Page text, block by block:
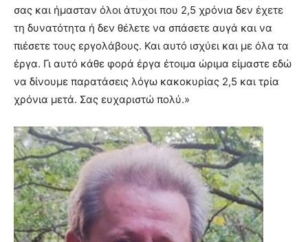
σας και ήμασταν όλοι άτυχοι που 2,5 χρόνια δεν έχετε
τη δυνατότητα ή δεν θέλετε να σπάσετε αυγά και να
πιέσετε τους εργολάβους. Και αυτό ισχύει και με όλα τα
έργα. Γι αυτό κάθε φορά έργα έτοιμα ώριμα είμαστε εδώ
να δίνουμε παρατάσεις λόγω κακοκυρίας 2,5 και τρία
χρόνια μετά. Σας ευχαριστώ πολύ.»